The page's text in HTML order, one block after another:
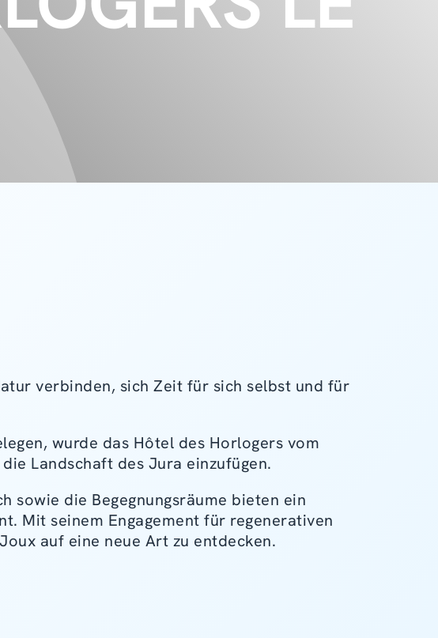
verbinden, sich Zeit für sich selbst und für
wurde das Hôtel des Horlogers vom
Landschaft des Jura einzufügen.
sowie die Begegnungsräume bieten ein
Mit seinem Engagement für regenerativen
auf eine neue Art zu entdecken.